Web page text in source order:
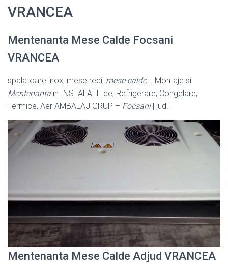
VRANCEA
Mentenanta Mese Calde Focsani
VRANCEA
spalatoare inox, mese reci, mese calde. . Montaje si
Mentenanta in INSTALATII de; Refrigerare, Congelare,
Termice, Aer AMBALAJ GRUP – Focsani| jud.
Mentenanta Mese Calde Adjud VRANCEA